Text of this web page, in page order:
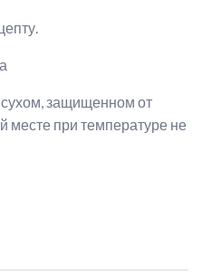
сухом, защищенном от
месте при температуре не